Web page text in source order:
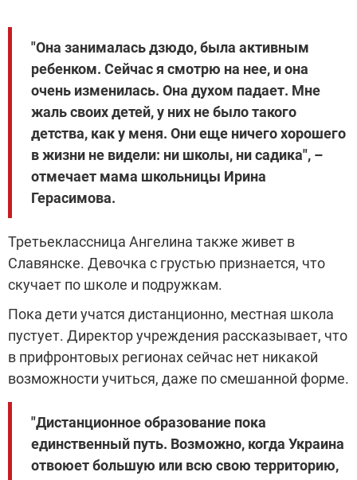
"Она занималась дзюдо, была активным
ребенком. Сейчас я смотрю на нее, и она
очень изменилась. Она духом падает. Мне
жаль своих детей, у них не было такого
детства, как у меня. Они еще ничего хорошего
в жизни не видели: ни школы, ни садика", –
отмечает мама школьницы Ирина
Герасимова.
Третьеклассница Ангелина также живет в
Славянске. Девочка с грустью признается, что
скучает по школе и подружкам.
Пока дети учатся дистанционно, местная школа
пустует. Директор учреждения рассказывает, что
в прифронтовых регионах сейчас нет никакой
возможности учиться, даже по смешанной форме.
"Дистанционное образование пока
единственный путь. Возможно, когда Украина
отвоюет большую или всю свою территорию,